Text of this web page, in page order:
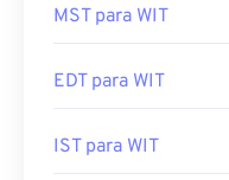
MST para WIT
EDT para WIT
IST para WIT